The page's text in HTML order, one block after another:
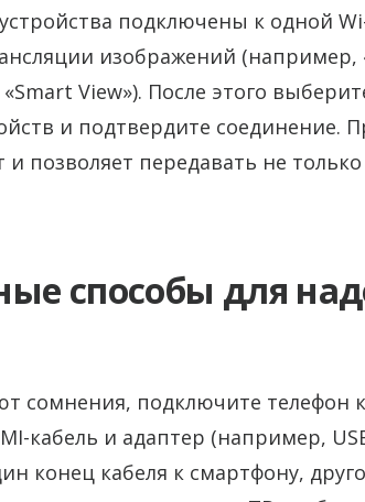
подключены к одной
изображений (например,
View»). После этого
и подтвердите соединение.
позволяет передавать не
способы для
сомнения, подключите телефон
кабель и адаптер (например,
конец кабеля к смартфону,